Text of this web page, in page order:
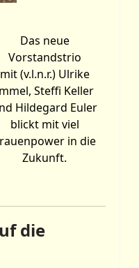
Das neue
Vorstandstrio
mit (v.l.n.r.) Ulrike
Steffi Keller
Hildegard Euler
blickt mit viel
in die
Zukunft.
die